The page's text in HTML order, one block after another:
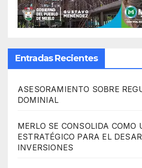
Entradas Recientes
ASESORAMIENTO SOBRE
DOMINIAL
MERLO SE CONSOLIDA COMO
ESTRATÉGICO PARA EL
INVERSIONES